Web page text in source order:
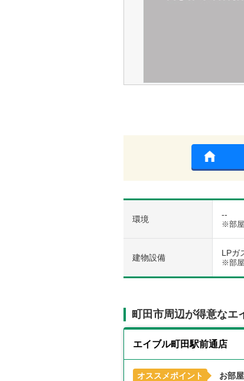
環境 --
※部屋
建物設備 LPガ
※部屋
町田市周辺が得意なエ
エイブル町田駅前通店
オススメポイント お部